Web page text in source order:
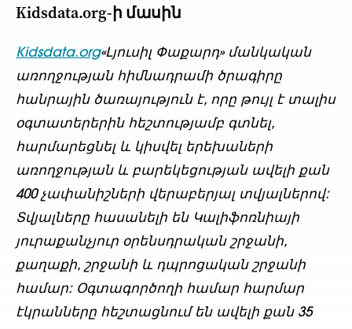
Kidsdata.org-ի մասին
Kidsdata.org«Լյուսիլ Փաքարդ» մանկական
առողջության հիմնադրամի ծրագիրը
հանրային ծառայություն է, որը թույլ է տալիս
օգտատերերին հեշտությամբ գտնել,
հարմարեցնել և կիսվել երեխաների
առողջության և բարեկեցության ավելի քան
400 չափանիշների վերաբերյալ տվյալներով:
Տվյալները հասանելի են Կալիֆոռնիայի
յուրաքանչյուր օրենսդրական շրջանի,
քաղաքի, շրջանի և դպրոցական շրջանի
համար: Օգտագործողի համար հարմար
էկրանները հեշտացնում են ավելի քան 35